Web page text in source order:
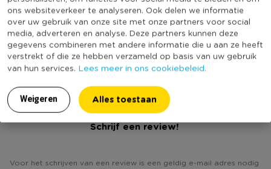
ons websiteverkeer te analyseren. Ook delen we informatie
over uw gebruik van onze site met onze partners voor social
media, adverteren en analyse. Deze partners kunnen deze
gegevens combineren met andere informatie die u aan ze heeft
verstrekt of die ze hebben verzameld op basis van uw gebruik
van hun services. Lees meer in ons cookiebeleid.
Weigeren Alles toestaan
Online Only
Nee
Merk
Tasty Me
Duurzaamheidsscore
(Nog) geen score
bekend
Heb jij Tasty Me sprinkles - galaxy mix - 70 gram?
Schrijf een review!
Voor het schrijven van een review is een geldig e-mail adres nodig